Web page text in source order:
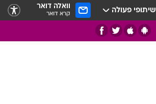
שיתופי פעולה וואלה דואר
קרא דואר